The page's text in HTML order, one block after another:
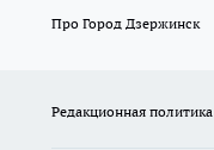
Про Город Дзержинск
Редакционная политика